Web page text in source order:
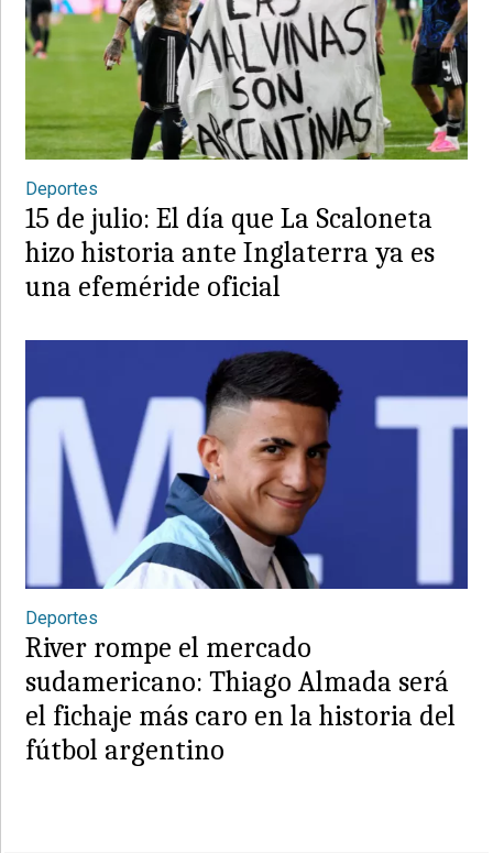
Deportes
15 de julio: El día que La Scaloneta
hizo historia ante Inglaterra ya es
una efeméride oficial
Deportes
River rompe el mercado
sudamericano: Thiago Almada será
el fichaje más caro en la historia del
fútbol argentino